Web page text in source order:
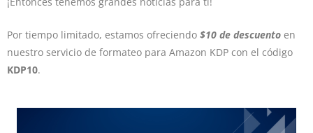
Por tiempo limitado, estamos ofreciendo $10 de descuento en
nuestro servicio de formateo para Amazon KDP con el código
KDP10.